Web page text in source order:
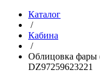
Каталог
/
Кабина
/
Облицовка фары
DZ97259623221